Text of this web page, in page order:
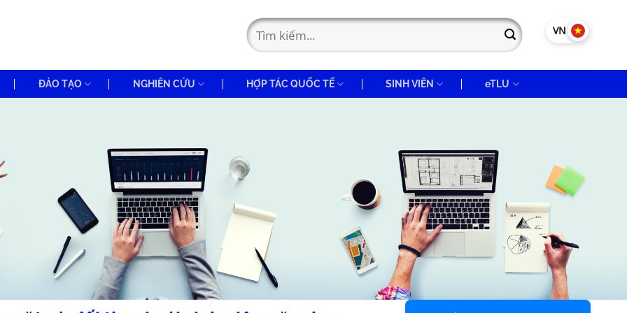
VN EN
ĐÀO TẠO NGHIÊN CỨU HỢP TÁC QUỐC TẾ SINH VIÊN eTLU